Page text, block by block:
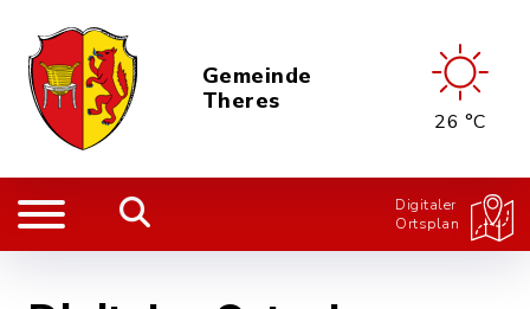
Gemeinde
Theres
26 °C
Digitaler
Ortsplan